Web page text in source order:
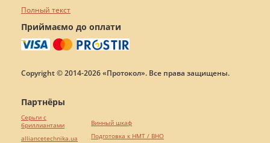
Полный текст
Приймаємо до оплати
Copyright © 2014-2026 «Протокол». Все права защищены.
Партнёры
Серьги с
бриллиантами
alliancetechnika.ua
Винный шкаф
Подготовка к НМТ / ВНО